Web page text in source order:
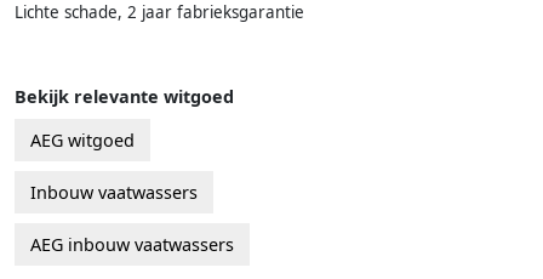
Lichte schade, 2 jaar fabrieksgarantie
Bekijk relevante witgoed
AEG witgoed
Inbouw vaatwassers
AEG inbouw vaatwassers